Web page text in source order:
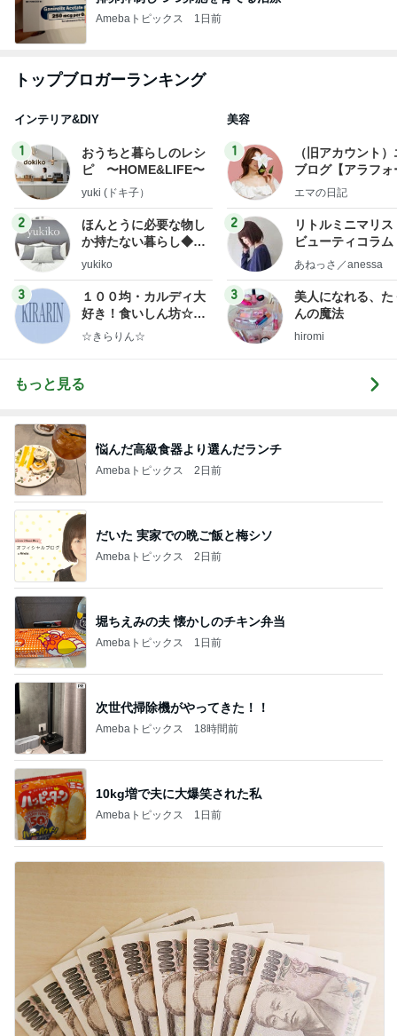
Amebaトピックス 1日前
トップブロガーランキング
インテリア&DIY
1
おうちと暮らしのレシ
ピ 〜HOME&LIFE〜
yuki (ドキ子）
2
ほんとうに必要な物し
か持たない暮らし◆Ke
ep Life Simple◆〜イ
yukiko
3
１００均・カルディ大
好き！食いしん坊☆き
らりん☆のブログ
☆きらりん☆
美容
1
（旧アカウント
ブログ【アラフォ
社売却セカンドラ
エマの日記
2
リトルミニマリス
ビューティコラ
little
あねっさ／anessa
3
美人になれる、た
んの魔法
hiromi
もっと見る
悩んだ高級食器より選んだランチ
Amebaトピックス 2日前
だいた 実家での晩ご飯と梅シソ
Amebaトピックス 2日前
堀ちえみの夫 懐かしのチキン弁当
Amebaトピックス 1日前
次世代掃除機がやってきた！！
Amebaトピックス 18時間前
10kg増で夫に大爆笑された私
Amebaトピックス 1日前